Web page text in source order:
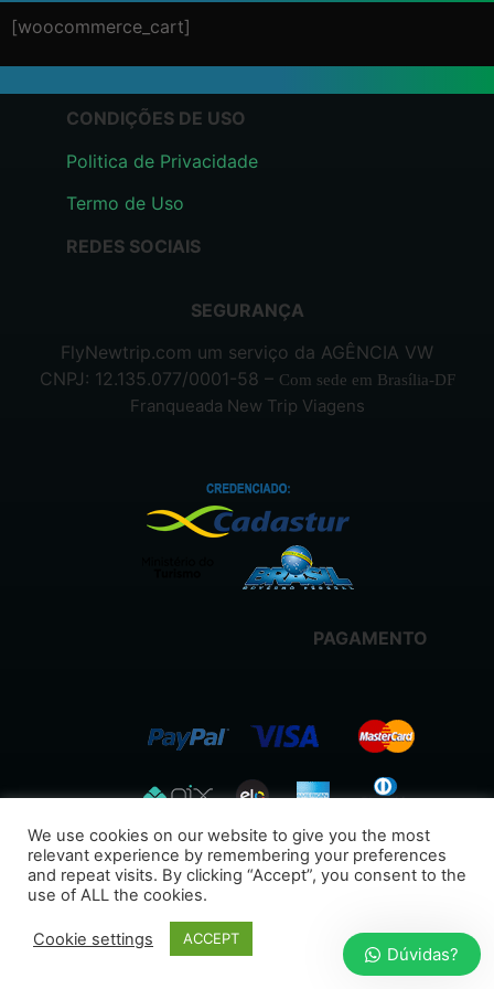
[woocommerce_cart]
CONDIÇÕES DE USO
Politica de Privacidade
Termo de Uso
REDES SOCIAIS
SEGURANÇA
FlyNewtrip.com um serviço da AGÊNCIA VW
CNPJ: 12.135.077/0001-58 – Com sede em Brasília-DF
Franqueada New Trip Viagens
PAGAMENTO
We use cookies on our website to give you the most
relevant experience by remembering your preferences
and repeat visits. By clicking “Accept”, you consent to the
use of ALL the cookies.
Cookie settings ACCEPT
Dúvidas?